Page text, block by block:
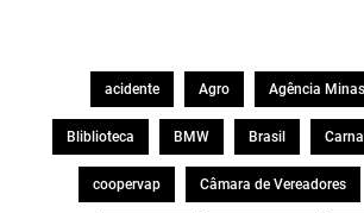
acidente Agro Agência Minas
Bliblioteca BMW Brasil
coopervap Câmara de Vereadores